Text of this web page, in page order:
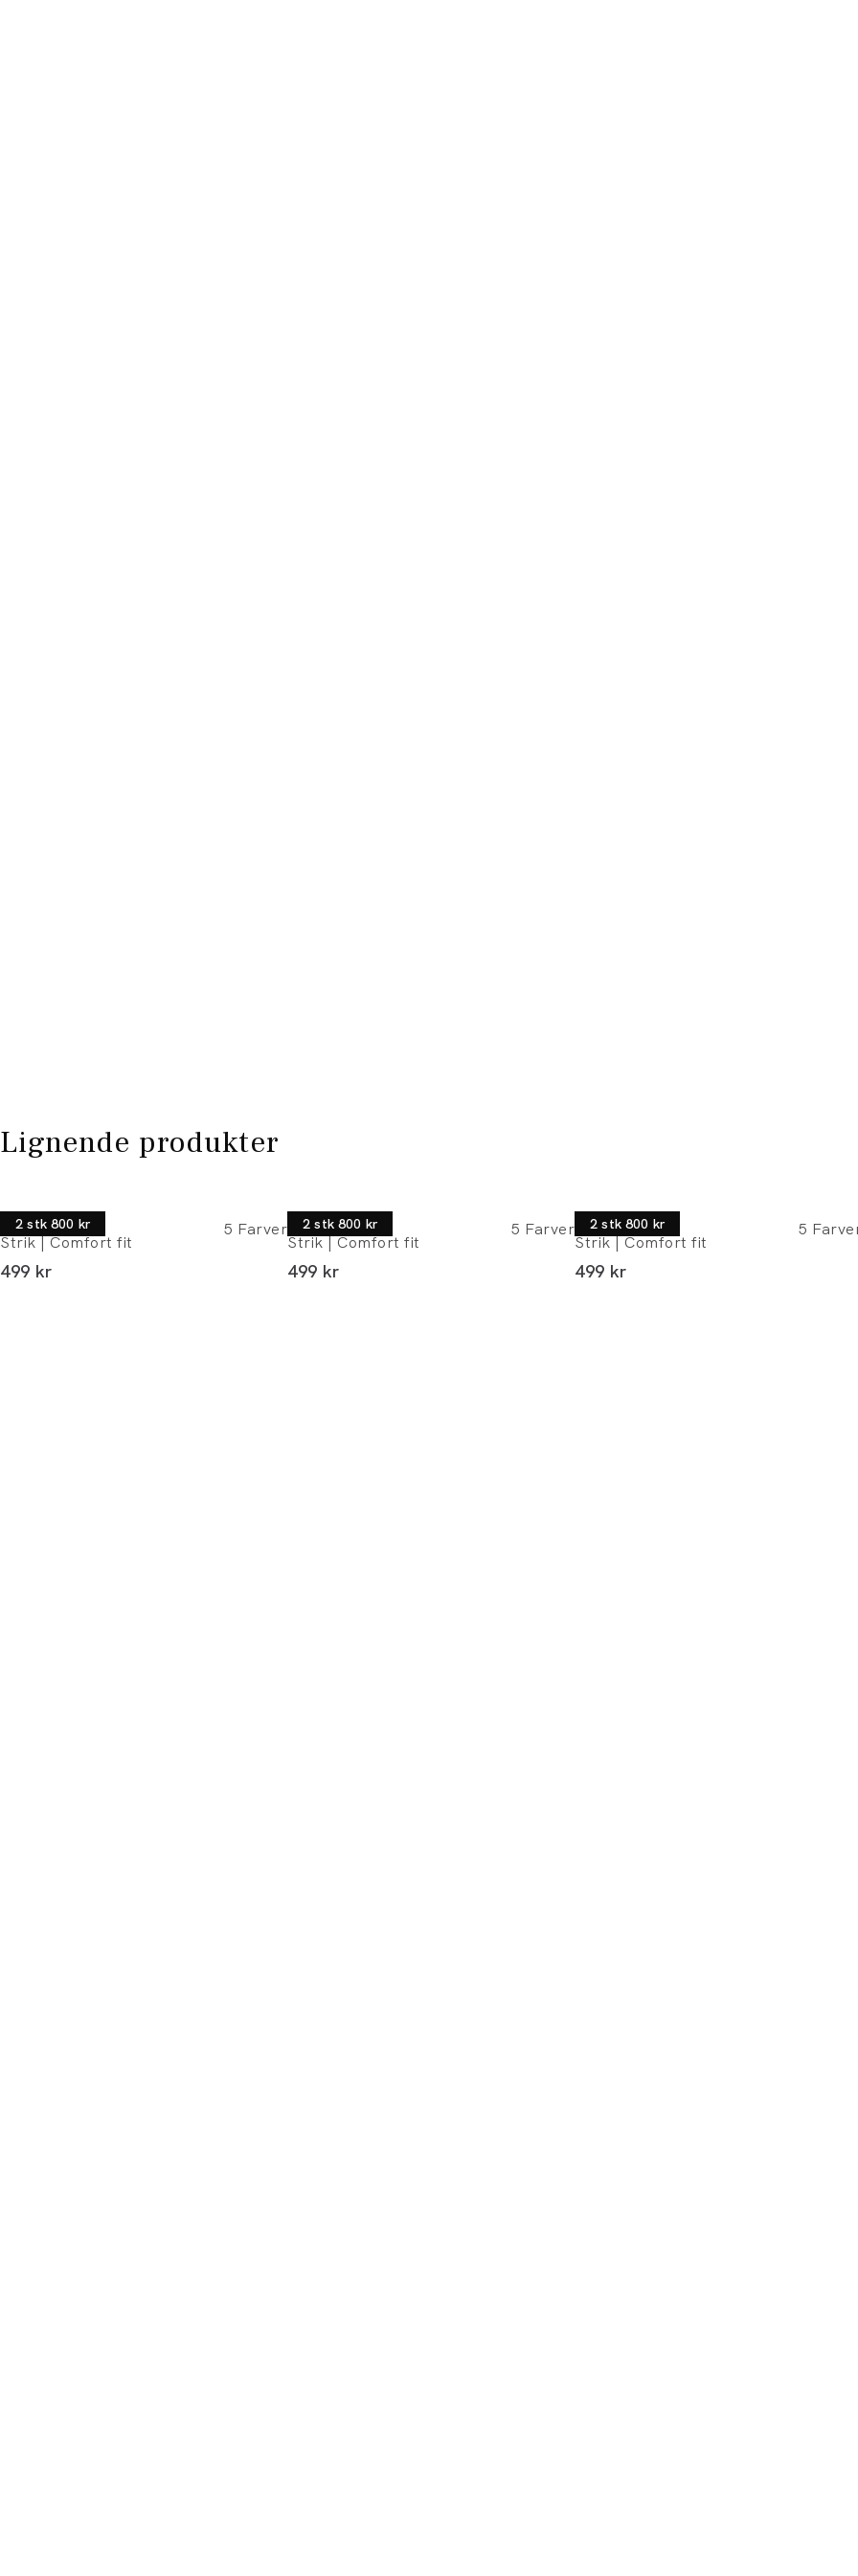
Lignende produkter
2 stk 800 kr
Morgan
Strik | Comfort fit
5 Farver
I alt (inkl. rabat)
499 kr
2 stk 800 kr
Morgan
Strik | Comfort fit
5 Farver
I alt (inkl. rabat)
499 kr
2 stk 800 kr
Morgan
Strik | Comfort fit
5
I alt (inkl. rabat)
499 kr